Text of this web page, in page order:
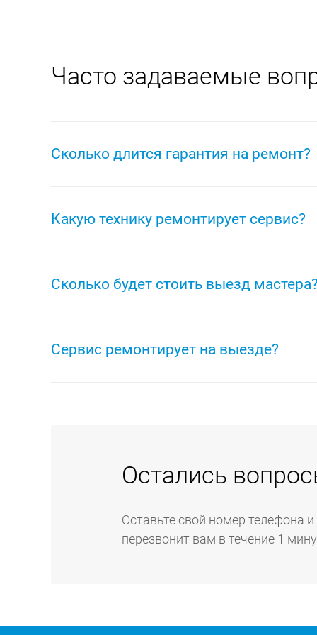
Часто задаваемые
Сколько длится гарантия на ремонт?
поломок: мы даем гарантию не только на
Какую технику ремонтирует сервис?
другое, а так же электроинструмент Indesit –
Сколько будет стоить выезд мастера?
выполняются бесплатно в случае согласия на
Сервис ремонтирует на выезде?
Остались
Оставьте свой номер телефона
перезвонит вам в течение 1